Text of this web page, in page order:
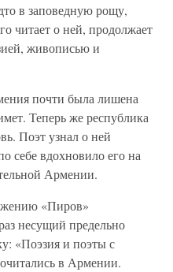
в заповедную рощу,
читает о ней, продолжает
живописью и
почти была лишена
Теперь же республика
Поэт узнал о ней
себе вдохновило его на
Армении.
«Пиров»
несущий предельно
«Поэзия и поэты с
в Армении.